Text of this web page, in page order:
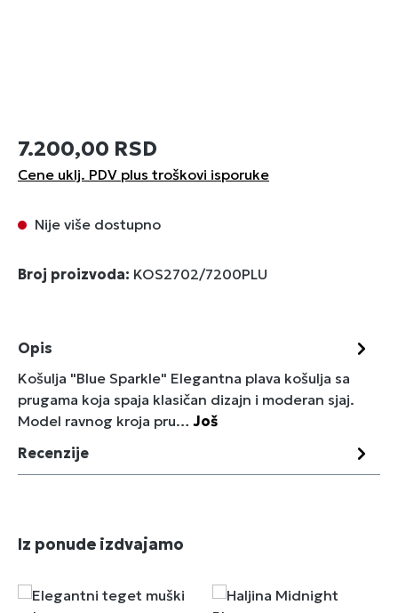
7.200,00 RSD
Cene uklj. PDV plus troškovi isporuke
Nije više dostupno
Broj proizvoda: KOS2702/7200PLU
Opis
Košulja "Blue Sparkle" Elegantna plava košulja sa
prugama koja spaja klasičan dizajn i moderan sjaj.
Model ravnog kroja pru…Još
Recenzije
Preskoči galeriju proizvoda
Iz ponude izdvajamo